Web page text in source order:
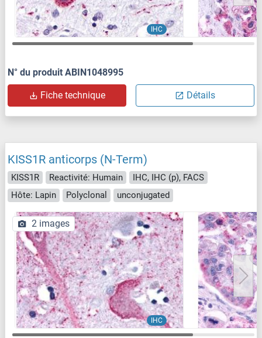
IHC
N° du produit ABIN1048995
Fiche technique Détails
KISS1R anticorps (N-Term)
KISS1R Reactivité: Humain
IHC, IHC (p), FACS
Hôte: Lapin
Polyclonal unconjugated
IHC
2 images